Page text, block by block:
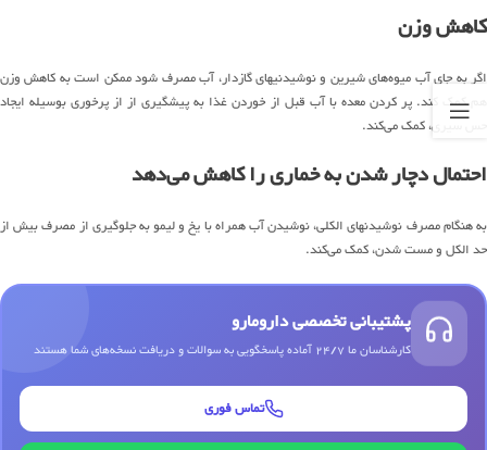
کاهش وزن
اگر به جای آب میوه‌های شیرین و نوشیدنیهای گازدار، آب مصرف شود ممکن است به کاهش وزن
هم کمک کند. پر کردن معده با آب قبل از خوردن غذا به پیشگیری از از پرخوری بوسیله ایجاد
حس سیری، کمک می‌کند.
احتمال دچار شدن به خماری را کاهش می‌دهد
به هنگام مصرف نوشیدنهای الکلی، نوشیدن آب همراه با یخ و لیمو به جلوگیری از مصرف بیش از
حد الکل و مست شدن، کمک می‌کند.
پشتیبانی تخصصی دارومارو
کارشناسان ما 24/7 آماده پاسخگویی به سوالات و دریافت نسخه‌های شما هستند
تماس فوری